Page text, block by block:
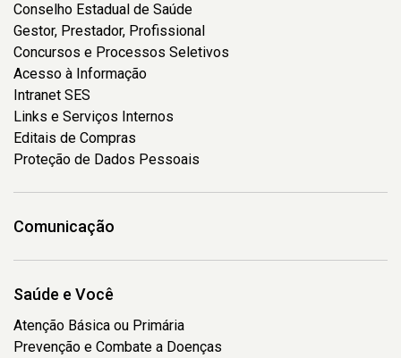
Conselho Estadual de Saúde
Gestor, Prestador, Profissional
Concursos e Processos Seletivos
Acesso à Informação
Intranet SES
Links e Serviços Internos
Editais de Compras
Proteção de Dados Pessoais
Comunicação
Saúde e Você
Atenção Básica ou Primária
Prevenção e Combate a Doenças